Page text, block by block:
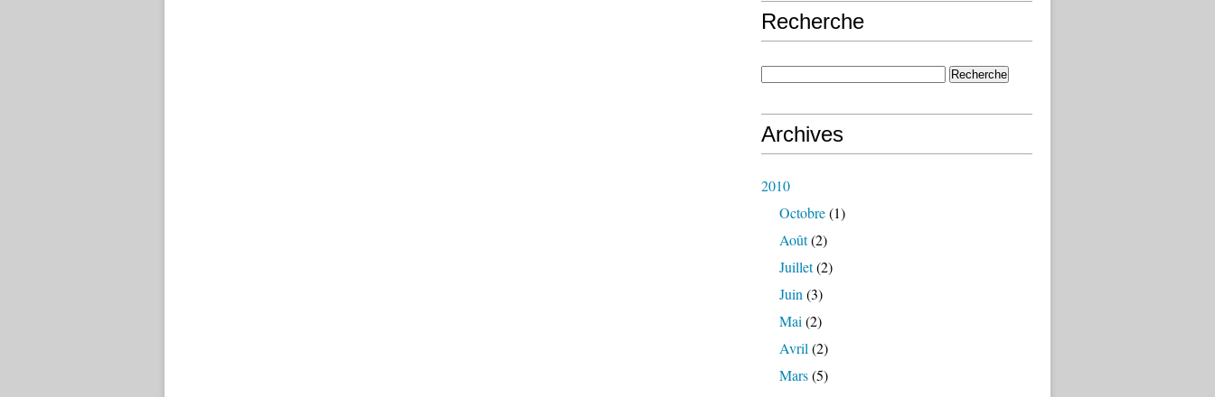
Recherche
Archives
2010
Octobre(1)
Août(2)
Juillet(2)
Juin (3)
Mai (2)
Avril (2)
Mars(5)